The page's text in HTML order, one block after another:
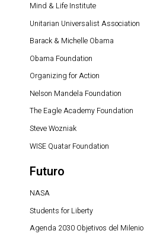
Mind & Life Institute
Unitarian Universalist Association
Barack & Michelle Obama
Obama Foundation
Organizing for Action
Nelson Mandela Foundation
The Eagle Academy Foundation
Steve Wozniak
WISE Quatar Foundation
Futuro
NASA
Students for Liberty
Agenda 2030 Objetivos del Milenio